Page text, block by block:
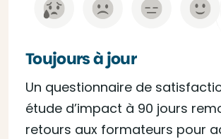
Toujours à jour
Un questionnaire de
étude d’impact à 90 jours
retours aux formateurs pour